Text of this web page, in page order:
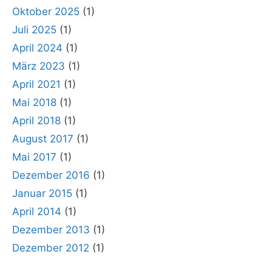
Oktober 2025 (1)
Juli 2025 (1)
April 2024 (1)
März 2023 (1)
April 2021 (1)
Mai 2018 (1)
April 2018 (1)
August 2017 (1)
Mai 2017 (1)
Dezember 2016 (1)
Januar 2015 (1)
April 2014 (1)
Dezember 2013 (1)
Dezember 2012 (1)